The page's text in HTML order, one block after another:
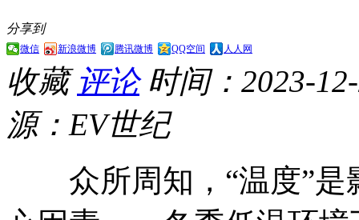
分享到
微信 新浪微博 腾讯微博 QQ空间 人人网
收藏 评论 时间：2023-
源：EV世纪
众所周知，“温度”是